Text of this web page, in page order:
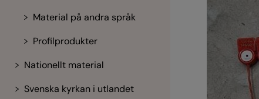
Material på andra språk
Profilprodukter
Nationellt material
Svenska kyrkan i utlandet